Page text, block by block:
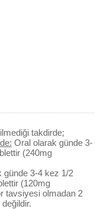
takdirde;
Oral olarak günde 3-
(240mg
günde 3-4 kez 1/2
(120mg
tavsiyesi olmadan 2